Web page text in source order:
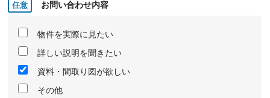
お問い合わせ内容
物件を実際に見たい
詳しい説明を聞きたい
資料・間取り図が欲しい
その他